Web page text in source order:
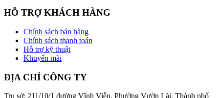
HỖ TRỢ KHÁCH HÀNG
Chính sách bán hàng
Chính sách thanh toán
Hỗ trợ kỹ thuật
Khuyến mãi
ĐỊA CHỈ CÔNG TY
Trụ sở: 211/10/1 đường Vĩnh Viễn, Phường Vườn Lài, Thành phố